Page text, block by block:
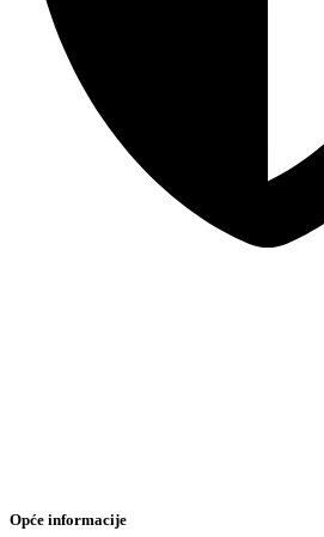
Opće informacije